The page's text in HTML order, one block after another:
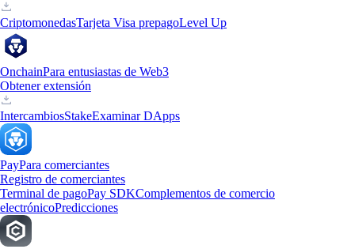
CriptomonedasTarjeta Visa prepagoLevel Up
OnchainPara entusiastas de Web3
Obtener extensión
IntercambiosStakeExaminar DApps
PayPara comerciantes
Registro de comerciantes
Terminal de pagoPay SDKComplementos de comercio
electrónicoPredicciones